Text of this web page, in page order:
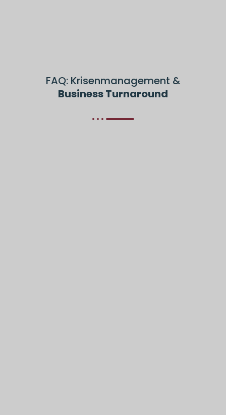
FAQ: Krisenmanagement &
Business Turnaround